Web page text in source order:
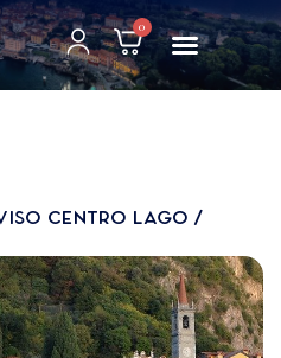
0
Centro Lago